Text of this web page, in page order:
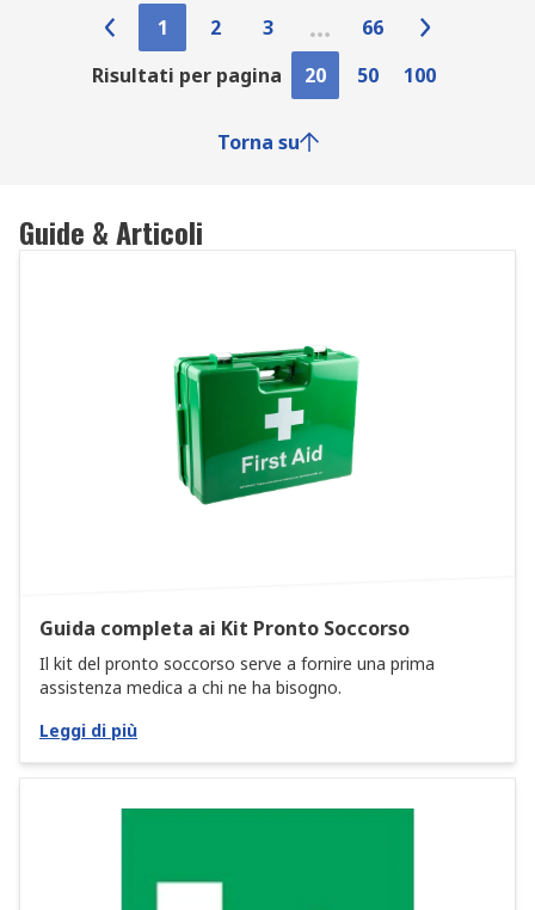
1 2 3
66
Risultati per pagina
20 50 100
Torna su
Guide & Articoli
Guida completa ai Kit Pronto Soccorso
Il kit del pronto soccorso serve a fornire una prima
assistenza medica a chi ne ha bisogno.
Leggi di più